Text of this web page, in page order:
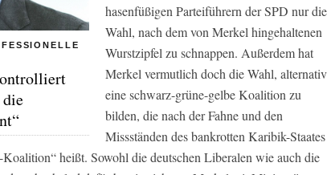
hasenfüßigen Parteiführern der SPD nur die
Wahl, nach dem von Merkel hingehaltenen
Wurstzipfel zu schnappen. Außerdem hat
Merkel vermutlich doch die Wahl, alternativ
eine schwarz-grüne-gelbe Koalition zu
bilden, die nach der Fahne und den
Missständen des bankrotten Karibik-Staates
heißt. Sowohl die deutschen Liberalen wie auch die